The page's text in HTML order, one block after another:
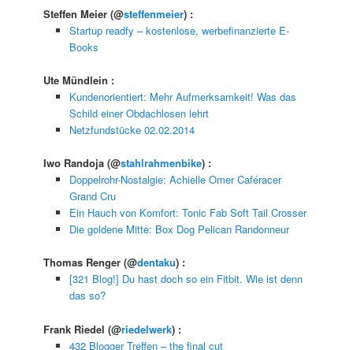
Steffen Meier(@steffenmeier) :
Startup readfy – kostenlose, werbefinanzierte E-
Books
Ute Mündlein :
Kundenorientiert: Mehr Aufmerksamkeit! Was das
Schild einer Obdachlosen lehrt
Netzfundstücke 02.02.2014
Iwo Randoja(@stahlrahmenbike) :
Doppelrohr-Nostalgie: Achielle Omer Caféracer
Grand Cru
Ein Hauch von Komfort: Tonic Fab Soft Tail Crosser
Die goldene Mitte: Box Dog Pelican Randonneur
Thomas Renger(@dentaku) :
[321 Blog!] Du hast doch so ein Fitbit. Wie ist denn
das so?
Frank Riedel(@riedelwerk) :
432 Blogger Treffen – the final cut